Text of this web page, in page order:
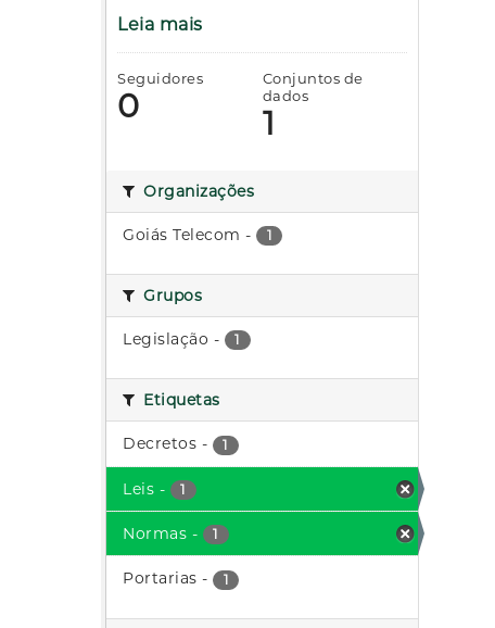
Leia mais
Seguidores
0
Conjuntos de
dados
1
Organizações
Goiás Telecom - 1
Grupos
Legislação - 1
Etiquetas
Decretos - 1
Leis - 1
Normas - 1
Portarias - 1